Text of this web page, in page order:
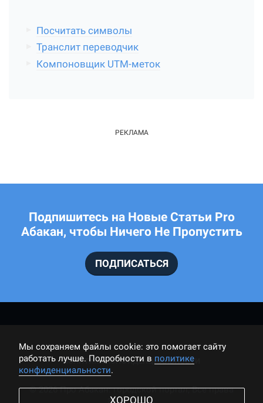
Посчитать символы
Транслит переводчик
Компоновщик UTM-меток
Подпишитесь на Новые Статьи Pro
Абакан, чтобы Ничего Не Пропустить
ПОДПИСАТЬСЯ
ПОЛИТИКА КОНФИДЕНЦИАЛЬНОСТИ
© 2026 Про Абакан: городской портал, Все права
защищены.
Мы cохраняем файлы cookie: это помогает сайту
работать лучше. Подробности в политике
конфиденциальности.
ХОРОШО